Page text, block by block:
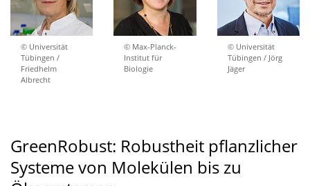
© Universität
Tübingen /
Friedhelm
Albrecht
© Max-Planck-
Institut für
Biologie
© Universität
Tübingen / Jörg
Jäger
GreenRobust: Robustheit pflanzlicher
Systeme von Molekülen bis zu